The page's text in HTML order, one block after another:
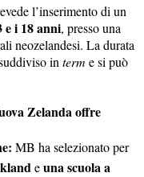
l’inserimento di un
e i 18 anni, presso una
neozelandesi. La durata
in term e si può
Zelanda offre
MB ha selezionato per
euna scuola a